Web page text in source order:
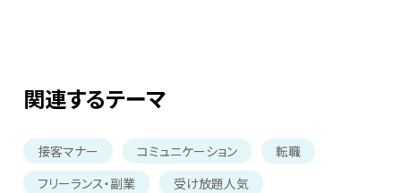
関連するテーマ
接客マナー コミュニケーション
転職
フリーランス・副業
受け放題人気